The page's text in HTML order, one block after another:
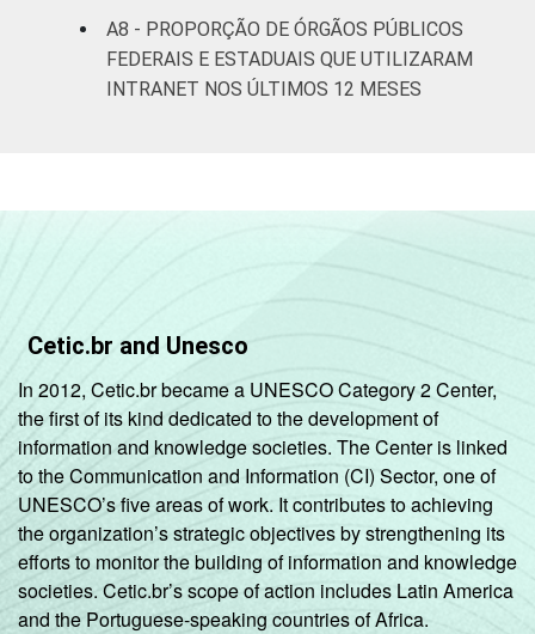
A8 - PROPORÇÃO DE ÓRGÃOS PÚBLICOS
FEDERAIS E ESTADUAIS QUE UTILIZARAM
INTRANET NOS ÚLTIMOS 12 MESES
Cetic.br and Unesco
In 2012, Cetic.br became a UNESCO Category 2 Center,
the first of its kind dedicated to the development of
information and knowledge societies. The Center is linked
to the Communication and Information (CI) Sector, one of
UNESCO’s five areas of work. It contributes to achieving
the organization’s strategic objectives by strengthening its
efforts to monitor the building of information and knowledge
societies. Cetic.br’s scope of action includes Latin America
and the Portuguese-speaking countries of Africa.